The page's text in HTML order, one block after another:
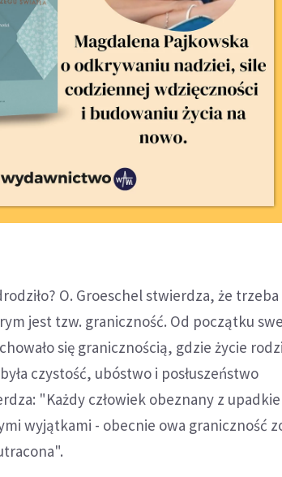
O. Groeschel stwierdza, że
jest tzw. graniczność. Od początku
się granicznością, gdzie życie
czystość, ubóstwo i posłuszeństwo
"Każdy człowiek obeznany z
wyjątkami - obecnie owa graniczność